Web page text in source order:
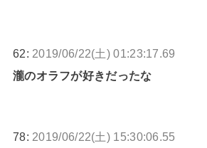
62: 2019/06/22(土) 01:23:17.69
瀧のオラフが好きだったな
78: 2019/06/22(土) 15:30:06.55